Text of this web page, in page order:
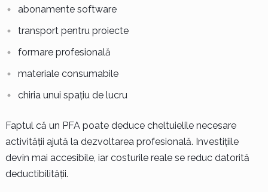
abonamente software
transport pentru proiecte
formare profesională
materiale consumabile
chiria unui spațiu de lucru
Faptul că un PFA poate deduce cheltuielile necesare
activității ajută la dezvoltarea profesională. Investițiile
devin mai accesibile, iar costurile reale se reduc datorită
deductibilității.